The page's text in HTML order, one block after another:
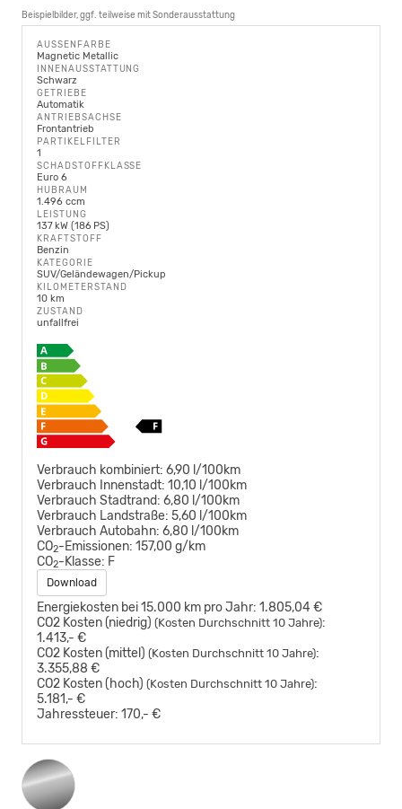
Beispielbilder, ggf. teilweise mit Sonderausstattung
AUSSENFARBE
Magnetic Metallic
INNENAUSSTATTUNG
Schwarz
GETRIEBE
Automatik
ANTRIEBSACHSE
Frontantrieb
PARTIKELFILTER
1
SCHADSTOFFKLASSE
Euro 6
HUBRAUM
1.496 ccm
LEISTUNG
137 kW (186 PS)
KRAFTSTOFF
Benzin
KATEGORIE
SUV/Geländewagen/Pickup
KILOMETERSTAND
10 km
ZUSTAND
unfallfrei
Verbrauch kombiniert: 6,90 l/100km
Verbrauch Innenstadt: 10,10 l/100km
Verbrauch Stadtrand: 6,80 l/100km
Verbrauch Landstraße: 5,60 l/100km
Verbrauch Autobahn: 6,80 l/100km
CO2-Emissionen: 157,00 g/km
CO2-Klasse: F
Download
Energiekosten bei 15.000 km pro Jahr: 1.805,04 €
CO2 Kosten (niedrig) (Kosten Durchschnitt 10 Jahre):
1.413,- €
CO2 Kosten (mittel) (Kosten Durchschnitt 10 Jahre):
3.355,88 €
CO2 Kosten (hoch) (Kosten Durchschnitt 10 Jahre):
5.181,- €
Jahressteuer: 170,- €